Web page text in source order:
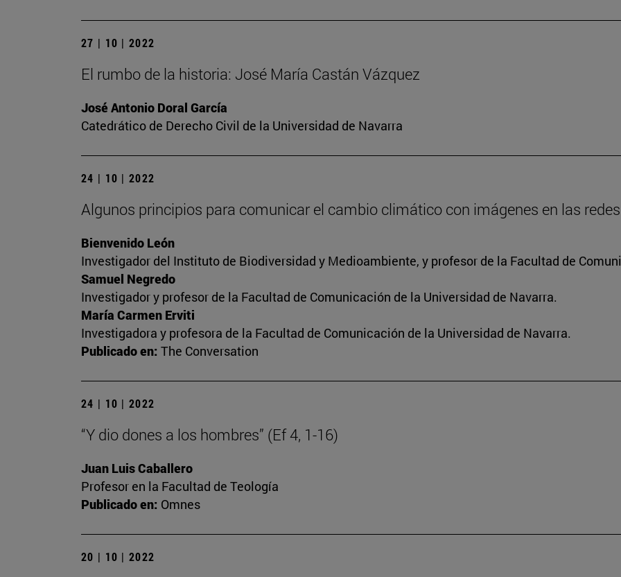
27 | 10 | 2022
El rumbo de la historia: José María Castán Vázquez
José Antonio Doral García
Catedrático de Derecho Civil de la Universidad de Navarra
24 | 10 | 2022
Algunos principios para comunicar el cambio climático con imágenes en las
Bienvenido León
Investigador del Instituto de Biodiversidad y Medioambiente, y profesor de la Facultad de
Samuel Negredo
Investigador y profesor de la Facultad de Comunicación de la Universidad de Navarra.
María Carmen Erviti
Investigadora y profesora de la Facultad de Comunicación de la Universidad de Navarra.
Publicado en: The Conversation
24 | 10 | 2022
“Y dio dones a los hombres” (Ef 4, 1-16)
Juan Luis Caballero
Profesor en la Facultad de Teología
Publicado en: Omnes
20 | 10 | 2022